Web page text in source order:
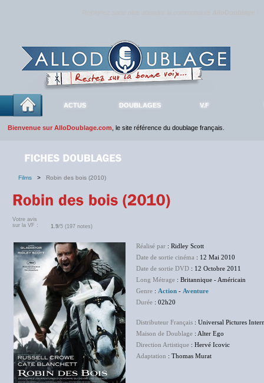
ACTUS DOUBLAGES V.F
Bienvenue sur AlloDoublage.com , le site référence du doublage français.
Films > Robin des bois (2010)
Votre avis
sur la VF :
1.9/5 (197 notes)
Réalisé par : Ridley Scott
Date de sortie cinéma : 12 Mai 2010
Date de sortie DVD : 12 Octobre 2011
Long Métrage : Britannique - Américain
Genre : Action - Aventure
Durée : 02h20
Distributeur Français : Universal Pictures
Maison de Doublage : Alter Ego
Direction Artistique : Hervé Icovic
Adaptation : Thomas Murat